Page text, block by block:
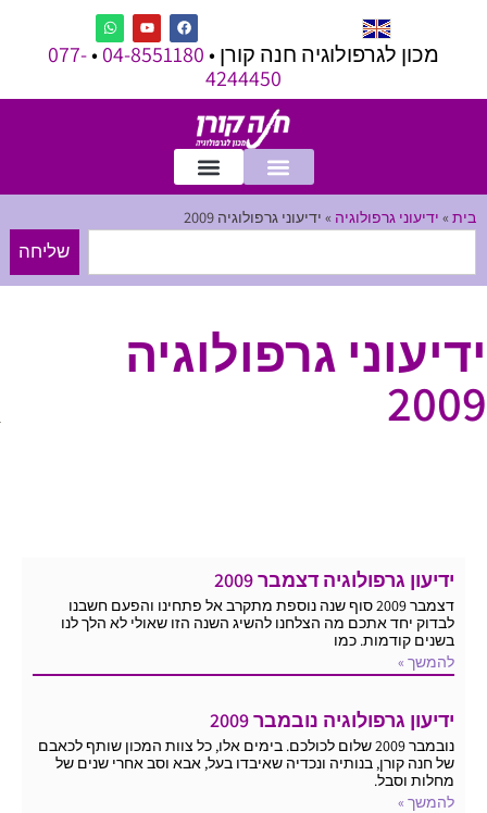
מכון לגרפולוגיה חנה קורן •04-8551180
•
077-
4244450
בית » ידיעוני גרפולוגיה » ידיעוני גרפולוגיה 2009
שליחה
ידיעוני גרפולוגיה
2009
ידיעון גרפולוגיה דצמבר 2009
דצמבר 2009 סוף שנה נוספת מתקרב אל פתחינו והפעם חשבנו
לבדוק יחד אתכם מה הצלחנו להשיג השנה הזו שאולי לא הלך לנו
בשנים קודמות. כמו
להמשך »
ידיעון גרפולוגיה נובמבר 2009
נובמבר 2009 שלום לכולכם. בימים אלו, כל צוות המכון שותף לכאבם
של חנה קורן, בנותיה ונכדיה שאיבדו בעל, אבא וסב אחרי שנים של
מחלות וסבל.
להמשך »